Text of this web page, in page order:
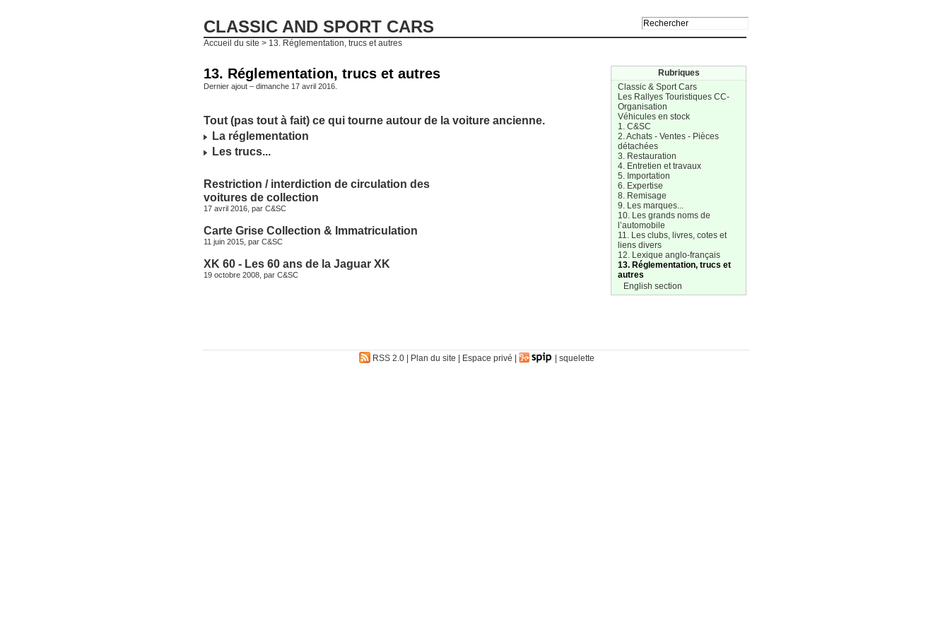
CLASSIC AND SPORT CARS
Accueil du site > 13. Réglementation, trucs et autres
13. Réglementation, trucs et autres
Dernier ajout – dimanche 17 avril 2016.
Tout (pas tout à fait) ce qui tourne autour de la voiture ancienne.
La réglementation
Les trucs...
Restriction / interdiction de circulation des
voitures de collection
17 avril 2016, par C&SC
Carte Grise Collection & Immatriculation
11 juin 2015, par C&SC
XK 60 - Les 60 ans de la Jaguar XK
19 octobre 2008, par C&SC
Rubriques
Classic & Sport Cars
Les Rallyes Touristiques CC-
Organisation
Véhicules en stock
1. C&SC
2. Achats - Ventes - Pièces
détachées
3. Restauration
4. Entretien et travaux
5. Importation
6. Expertise
8. Remisage
9. Les marques...
10. Les grands noms de
l’automobile
11. Les clubs, livres, cotes et
liens divers
12. Lexique anglo-français
13. Réglementation, trucs et
autres
English section
RSS 2.0| Plan du site | Espace privé | | squelette